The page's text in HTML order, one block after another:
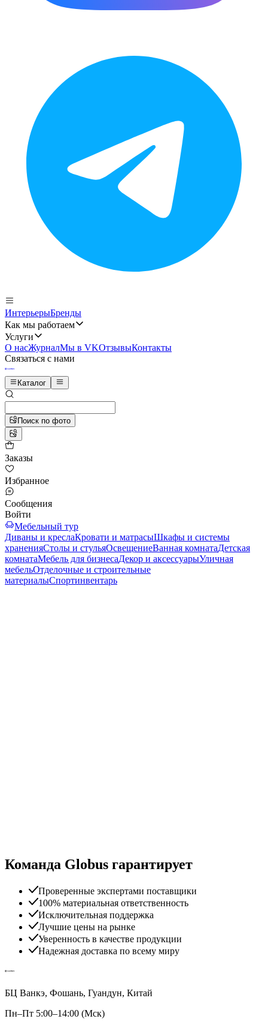
ИнтерьерыБренды
Как мы работаем
Услуги
О насЖурналМы в VKОтзывыКонтакты
Связаться с нами
Каталог
Поиск по фото
Заказы
Избранное
Сообщения
Войти
Мебельный тур
Диваны и креслаКровати и матрасыШкафы и системы
храненияСтолы и стульяОсвещениеВанная комнатаДетская
комнатаМебель для бизнесаДекор и аксессуарыУличная
мебельОтделочные и строительные
материалыСпортинвентарь
Команда Globus гарантирует
Проверенные экспертами поставщики
100% материальная ответственность
Исключительная поддержка
Лучшие цены на рынке
Уверенность в качестве продукции
Надежная доставка по всему миру
БЦ Ванкэ, Фошань, Гуандун, Китай
Пн–Пт 5:00–14:00 (Мск)